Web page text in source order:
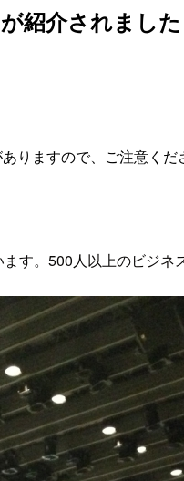
紹介されました
りますので、ご注意くだ
す。500人以上のビジネ